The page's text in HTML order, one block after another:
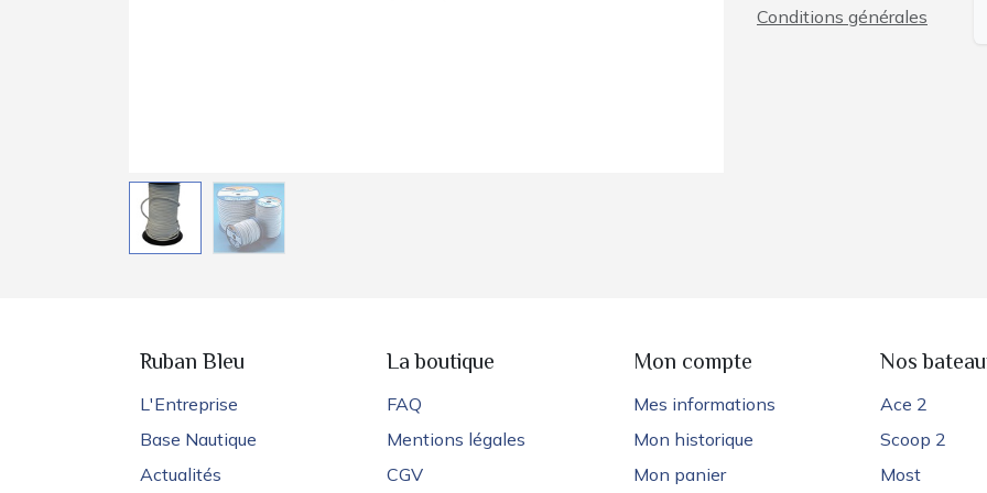
Conditions générales
Ruban Bleu
L'Entreprise
Base Nautique
Actualités
La boutique
FAQ
Mentions légales
CGV
Mon compte
Mes informations
Mon historique
Mon panier
Nos
Ace 2
Scoop 2
Most